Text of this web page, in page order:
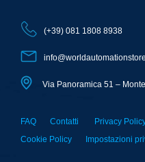
(+39) 081 1808 8938
Via Panoramica 51 –
FAQ Contatti Privacy
Cookie Policy
Impostazioni